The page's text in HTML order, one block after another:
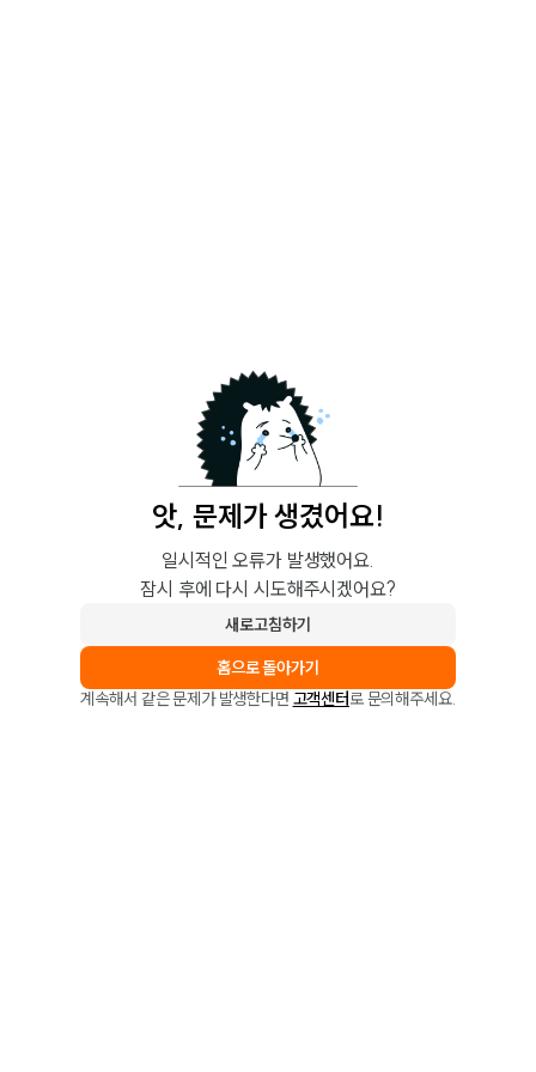
앗, 문제가 생겼어요!
일시적인 오류가 발생했어요.
잠시 후에 다시 시도해주시겠어요?
새로고침하기
홈으로 돌아가기
계속해서 같은 문제가 발생한다면 고객센터로 문의해주세요.